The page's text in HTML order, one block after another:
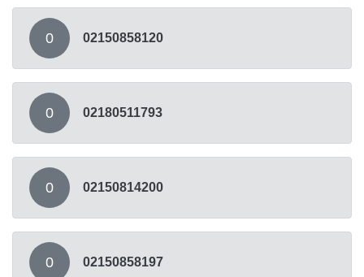
0 02150858120
0 02180511793
0 02150814200
0 02150858197